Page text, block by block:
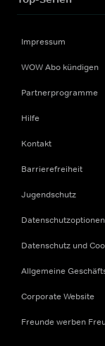
Impressum
WOW Abo kündigen
Partnerprogramme
Hilfe
Kontakt
Barrierefreiheit
Jugendschutz
Datenschutzoptionen
Datenschutz und
Allgemeine
Corporate Website
Freunde werben